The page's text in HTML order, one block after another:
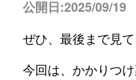
公開日:2025/09/19
ぜひ、最後まで見て
今回は、かかりつ